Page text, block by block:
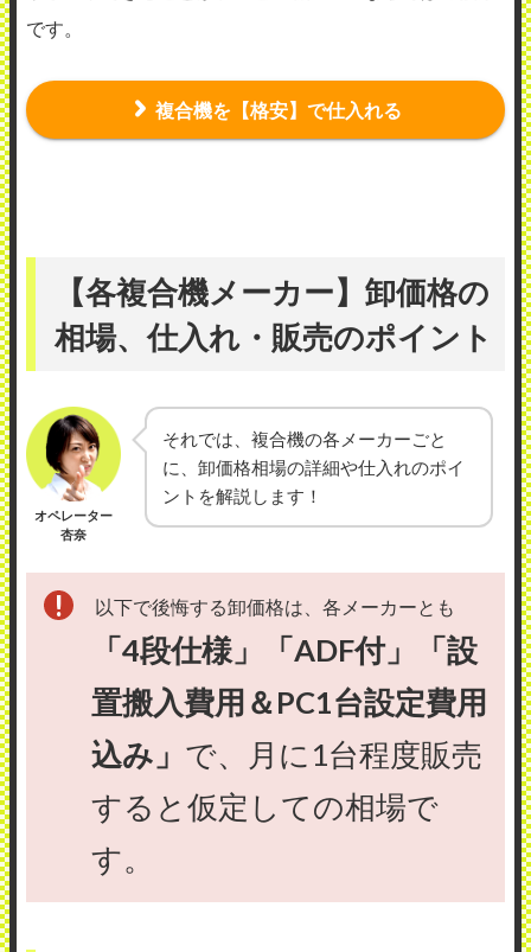
です。
複合機を【格安】で仕入れる
【各複合機メーカー】卸価格の
相場、仕入れ・販売のポイント
オペレーター
杏奈
それでは、複合機の各メーカーごと
に、卸価格相場の詳細や仕入れのポイ
ントを解説します！
以下で後悔する卸価格は、各メーカーとも
「4段仕様」「ADF付」「設
置搬入費用＆PC1台設定費用
込み」 で、月に1台程度販売
すると仮定しての相場で
す。